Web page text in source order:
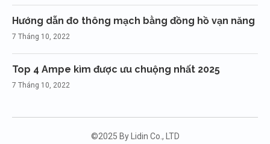
Hướng dẫn đo thông mạch bằng đồng hồ vạn năng
7 Tháng 10, 2022
Top 4 Ampe kìm được ưu chuộng nhất 2025
7 Tháng 10, 2022
©2025 By Lidin Co., LTD